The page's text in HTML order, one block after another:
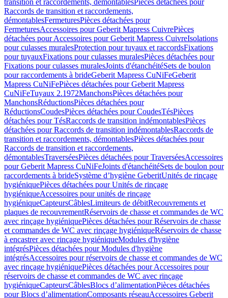
transition et raccordements, démontablesPièces détachées pour
Raccords de transition et raccordements,
démontablesFermeturesPièces détachées pour
FermeturesAccessoires pour Geberit Mapress CuivrePièces
détachées pour Accessoires pour Geberit Mapress CuivreIsolations
pour culasses muralesProtection pour tuyaux et raccordsFixations
pour tuyauxFixations pour culasses muralesPièces détachées pour
Fixations pour culasses muralesJoints d'étanchéitéSets de boulon
pour raccordements à brideGeberit Mapress CuNiFeGeberit
Mapress CuNiFePièces détachées pour Geberit Mapress
CuNiFeTuyaux 2.1972ManchonsPièces détachées pour
ManchonsRéductionsPièces détachées pour
RéductionsCoudesPièces détachées pour CoudesTésPièces
détachées pour TésRaccords de transition indémontablesPièces
détachées pour Raccords de transition indémontablesRaccords de
transition et raccordements, démontablesPièces détachées pour
Raccords de transition et raccordements,
démontablesTraverséesPièces détachées pour TraverséesAccessoires
pour Geberit Mapress CuNiFeJoints d'étanchéitéSets de boulon pour
raccordements à brideSystème d’hygiène GeberitUnités de rinçage
hygiéniquePièces détachées pour Unités de rinçage
hygiéniqueAccessoires pour unités de rinçage
hygiéniqueCapteursCâblesLimiteurs de débitRecouvrements et
plaques de recouvrementRéservoirs de chasse et commandes de WC
avec rinçage hygiéniquePièces détachées pour Réservoirs de chasse
et commandes de WC avec rinçage hygiéniqueRéservoirs de chasse
à encastrer avec rinçage hygiéniqueModules d'hygiène
intégrésPièces détachées pour Modules d'hygiène
intégrésAccessoires pour réservoirs de chasse et commandes de WC
avec rinçage hygiéniquePièces détachées pour Accessoires pour
réservoirs de chasse et commandes de WC avec rinçage
hygiéniqueCapteursCâblesBlocs d’alimentationPièces détachées
pour Blocs d’alimentationComposants réseauAccessoires Geberit